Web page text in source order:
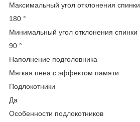
Максимальный угол отклонения спинки
180 °
Минимальный угол отклонения спинки
90 °
Наполнение подголовника
Мягкая пена с эффектом памяти
Подлокотники
Да
Особенности подлокотников